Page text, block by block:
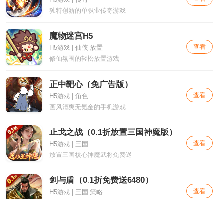
独特创新的单职业传奇游戏
魔物迷宫H5
H5游戏 | 仙侠 放置
修仙氛围的轻松放置游戏
查看
正中靶心（免广告版）
H5游戏 | 角色
画风清爽无氪金的手机游戏
查看
止戈之战（0.1折放置三国神魔版）
H5游戏 | 三国
放置三国核心神魔武将免费送
查看
剑与盾（0.1折免费送6480）
H5游戏 | 三国 策略
查看